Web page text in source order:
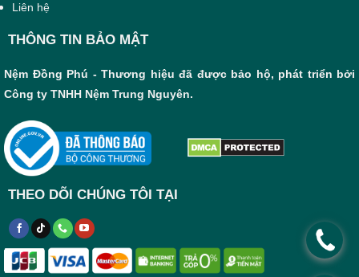
Liên hệ
THÔNG TIN BẢO MẬT
Nệm Đồng Phú - Thương hiệu đã được bảo hộ, phát triển bởi
Công ty TNHH Nệm Trung Nguyên.
THEO DÕI CHÚNG TÔI TẠI
.